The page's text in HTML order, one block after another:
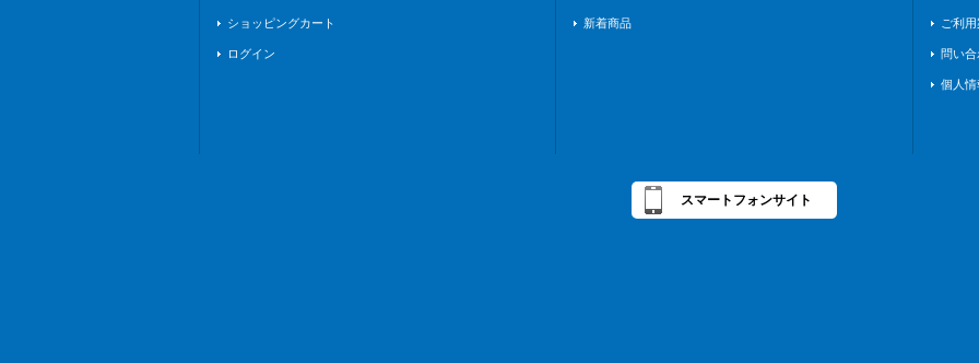
ショッピングカート
ログイン
新着商品 ご利
問い合
個人
スマートフォンサイト